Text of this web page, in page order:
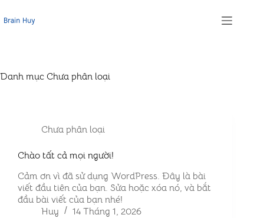
đến
Danh mục Chưa phân loại
Chưa phân loại
Chào tất cả mọi người!
Cảm ơn vì đã sử dụng WordPress. Đây là bài
viết đầu tiên của bạn. Sửa hoặc xóa nó, và bắt
đầu bài viết của bạn nhé!
Huy
14 Tháng 1, 2026